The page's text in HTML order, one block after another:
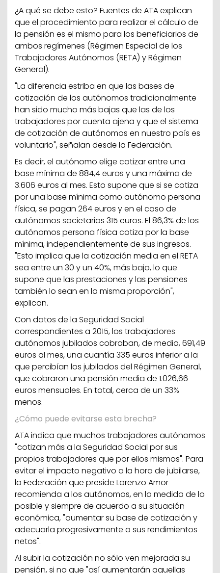
¿A qué se debe esto? Fuentes de ATA explican
que el procedimiento para realizar el cálculo de
la pensión es el mismo para los beneficiarios de
ambos regímenes (Régimen Especial de los
Trabajadores Autónomos (RETA) y Régimen
General).
"La diferencia estriba en que las bases de
cotización de los autónomos tradicionalmente
han sido mucho más bajas que las de los
trabajadores por cuenta ajena y que el sistema
de cotización de autónomos en nuestro país es
voluntario", señalan desde la Federación.
Es decir, el autónomo elige cotizar entre una
base mínima de 884,4 euros y una máxima de
3.606 euros al mes. Esto supone que si se cotiza
por una base mínima como autónomo persona
física, se pagan 264 euros y en el caso de
autónomos societarios 315 euros. El 86,3% de los
autónomos persona física cotiza por la base
mínima, independientemente de sus ingresos.
"Esto implica que la cotización media en el RETA
sea entre un 30 y un 40%, más bajo, lo que
supone que las prestaciones y las pensiones
también lo sean en la misma proporción",
explican.
Con datos de la Seguridad Social
correspondientes a 2015, los trabajadores
autónomos jubilados cobraban, de media, 691,49
euros al mes, una cuantía 335 euros inferior a la
que percibían los jubilados del Régimen General,
que cobraron una pensión media de 1.026,66
euros mensuales. En total, cerca de un 33%
menos.
¿Cómo puede evitarse esta brecha?
ATA indica que muchos trabajadores autónomos
"cotizan más a la Seguridad Social por sus
propios trabajadores que por ellos mismos". Para
evitar el impacto negativo a la hora de jubilarse,
la Federación que preside Lorenzo Amor
recomienda a los autónomos, en la medida de lo
posible y siempre de acuerdo a su situación
económica, "aumentar su base de cotización y
adecuarla progresivamente a sus rendimientos
netos".
Al subir la cotización no sólo ven mejorada su
pensión, si no que "así aumentarán aquellas